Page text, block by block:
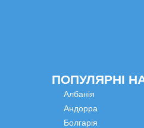
ПОПУЛЯРНІ
Албанія
Андорра
Болгарія